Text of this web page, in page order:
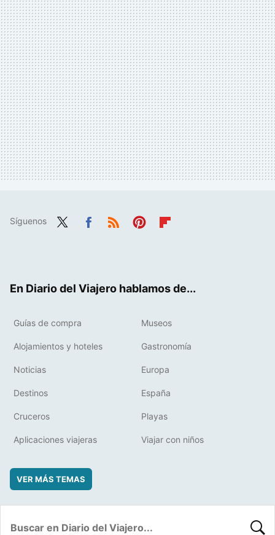
Síguenos
En Diario del Viajero hablamos de...
Guías de compra Museos
Alojamientos y hoteles Gastronomía
Noticias Europa
Destinos España
Cruceros Playas
Aplicaciones viajeras Viajar con niños
VER MÁS TEMAS